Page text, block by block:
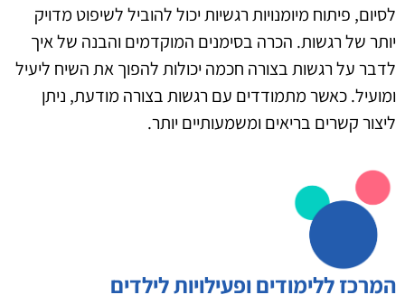
לסיום, פיתוח מיומנויות רגשיות יכול להוביל לשיפוט מדויק
יותר של רגשות. הכרה בסימנים המוקדמים והבנה של איך
לדבר על רגשות בצורה חכמה יכולות להפוך את השיח ליעיל
ומועיל. כאשר מתמודדים עם רגשות בצורה מודעת, ניתן
ליצור קשרים בריאים ומשמעותיים יותר.
המרכז ללימודים ופעילויות לילדים